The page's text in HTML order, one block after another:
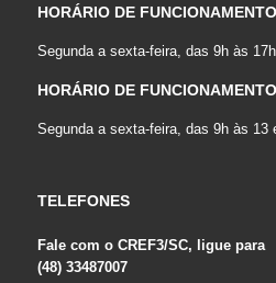
HORÁRIO DE
Segunda a sexta-feira, das 9h às 17h
HORÁRIO DE
Segunda a sexta-feira, das 9h às 13
TELEFONES
Fale com o CREF3/SC, ligue para
(48) 33487007